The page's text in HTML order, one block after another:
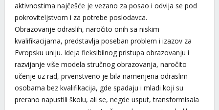
aktivnostima najčešće je vezano za posao i odvija se pod
pokroviteljstvom i za potrebe poslodavca.
Obrazovanje odraslih, naročito onih sa niskim
kvalifikacijama, predstavlja poseban problem i izazov za
Evropsku uniju. Ideja fleksibilnog pristupa obrazovanju i
razvijanje više modela stručnog obrazovanja, naročito
učenje uz rad, prvenstveno je bila namenjena odraslim
osobama bez kvalifikacija, gde spadaju i mladi koji su
prerano napustili školu, ali se, negde usput, transformisala